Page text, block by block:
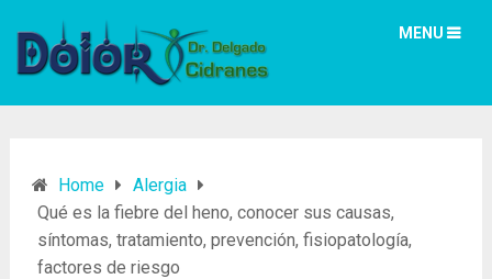
MENU
Home
Alergia
Qué es la fiebre del heno, conocer sus causas,
síntomas, tratamiento, prevención, fisiopatología,
factores de riesgo